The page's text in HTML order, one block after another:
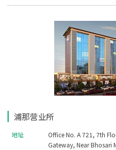
浦那营业所
地址
Office No. A 721, 7th
Gateway, Near Bhosari